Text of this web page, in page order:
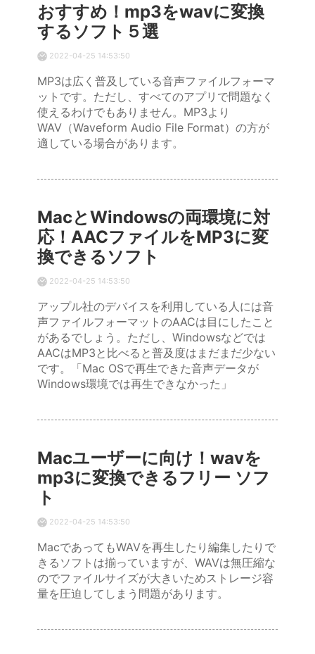
おすすめ！mp3をwavに変換
するソフト５選
2022-04-25 14:53:50
MP3は広く普及している音声ファイルフォーマ
ットです。ただし、すべてのアプリで問題なく
使えるわけでもありません。MP3より
WAV（Waveform Audio File Format）の方が
適している場合があります。
MacとWindowsの両環境に対
応！AACファイルをMP3に変
換できるソフト
2022-04-25 14:53:50
アップル社のデバイスを利用している人には音
声ファイルフォーマットのAACは目にしたこと
があるでしょう。ただし、Windowsなどでは
AACはMP3と比べると普及度はまだまだ少ない
です。「Mac OSで再生できた音声データが
Windows環境では再生できなかった」
Macユーザーに向け！wavを
mp3に変換できるフリー ソフ
ト
2022-04-25 14:53:50
MacであってもWAVを再生したり編集したりで
きるソフトは揃っていますが、WAVは無圧縮な
のでファイルサイズが大きいためストレージ容
量を圧迫してしまう問題があります。